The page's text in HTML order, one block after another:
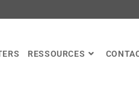
RESSOURCES